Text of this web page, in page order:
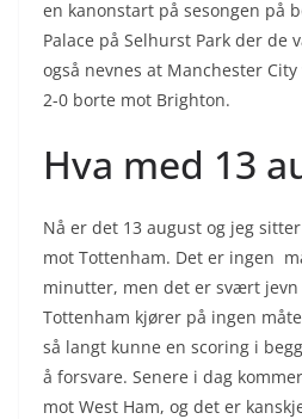
en kanonstart på sesongen på
Palace på Selhurst Park der de
også nevnes at Manchester
2-0 borte mot Brighton.
Hva med 13
Nå er det 13 august og jeg
mot Tottenham. Det er ingen
minutter, men det er svært jevn
Tottenham kjører på ingen
så langt kunne en scoring i
å forsvare. Senere i dag
mot West Ham, og det er